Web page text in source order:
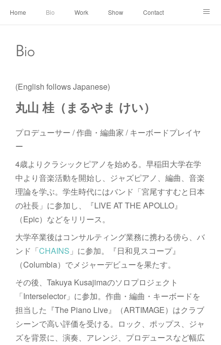
Home Bio Work Show Contact
Bio
(English follows Japanese)
丸山 桂（まるやま けい）
プロデューサー / 作曲・編曲家 / キーボードプレイヤ
ー
4歳よりクラシックピアノを始める。早稲田大学在学
中より音楽活動を開始し、ジャズピアノ、編曲、音楽
理論を学ぶ。学生時代にはバンド「宮尾すすむと日本
の社長」に参加し、『LIVE AT THE APOLLO』
（Epic）などをリリース。
大学卒業後はコンサルティング業務に携わる傍ら、バ
ンド「CHAINS 」に参加。『日和見スコープ』
（Columbia）でメジャーデビューを果たす。
その後、Takuya Kusajimaのソロプロジェクト
「Interselector」に参加。作曲・編曲・キーボードを
担当した『The Piano Live』（ARTIMAGE）はクラブ
シーンで高い評価を受ける。ロック、ポップス、ジャ
ズを背景に、演奏、アレンジ、プロデュースなど幅広